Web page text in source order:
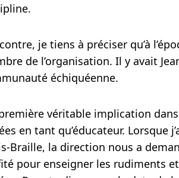
je tiens à préciser qu’à
de l’organisation. Il y avait
échiquéenne.
véritable implication
en tant qu’éducateur. Lorsque
Braille, la direction nous a
pour enseigner les rudiments